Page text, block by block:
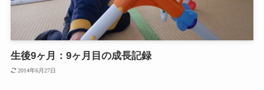
生後9ヶ月：9ヶ月目の成長記録
2014年6月27日